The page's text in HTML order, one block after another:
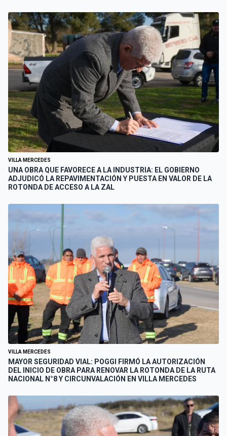
VILLA MERCEDES
UNA OBRA QUE FAVORECE A LA INDUSTRIA: EL GOBIERNO
ADJUDICÓ LA REPAVIMENTACIÓN Y PUESTA EN VALOR DE LA
ROTONDA DE ACCESO A LA ZAL
VILLA MERCEDES
MAYOR SEGURIDAD VIAL: POGGI FIRMÓ LA AUTORIZACIÓN
DEL INICIO DE OBRA PARA RENOVAR LA ROTONDA DE LA RUTA
NACIONAL N°8 Y CIRCUNVALACIÓN EN VILLA MERCEDES